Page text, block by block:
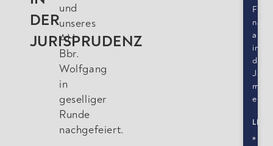
DER
JURISPRUDENZ
und
unseres
AH
Bbr.
Wolfgang
in
geselliger
Runde
nachgefeiert.
nahm
auch
in
Jahr
mit
einer
»